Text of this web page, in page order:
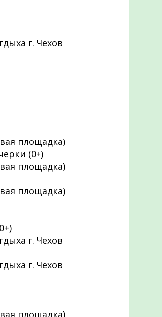
г. Чехов
площадка)
(0+)
площадка)
площадка)
г. Чехов
г. Чехов
площадка)